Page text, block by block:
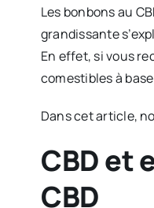
Les bonbons au
grandissante
En effet, si vous
comestibles à
Dans cet article,
CBD et
CBD